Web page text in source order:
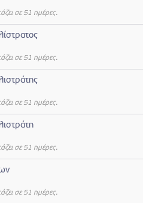
σε 51 ημέρες.
σε 51 ημέρες.
σε 51 ημέρες.
σε 51 ημέρες.
σε 51 ημέρες.